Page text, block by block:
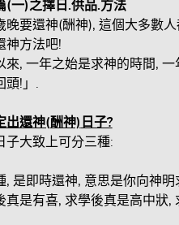
(一)之擇日.供品.方法
晚要還神(酬神), 這個大多數
神方法吧!
來, 一年之始是求神的時間,
!」.
出還神(酬神) 日子?
子大致上可分三種:
, 是即時還神, 意思是你向神
真是有喜, 求學後真是高中狀,